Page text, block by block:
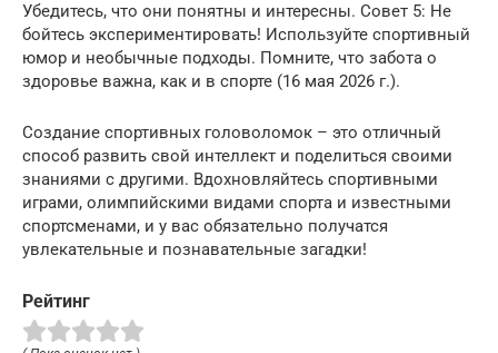
Убедитесь, что они понятны и интересны. Совет 5: Не
бойтесь экспериментировать! Используйте спортивный
юмор и необычные подходы. Помните, что забота о
здоровье важна, как и в спорте (16 мая 2026 г.).
Создание спортивных головоломок – это отличный
способ развить свой интеллект и поделиться своими
знаниями с другими. Вдохновляйтесь спортивными
играми, олимпийскими видами спорта и известными
спортсменами, и у вас обязательно получатся
увлекательные и познавательные загадки!
Рейтинг